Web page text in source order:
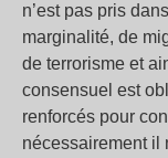
n’est pas pris
marginalité, de
de terrorisme et
consensuel est
renforcés pour
nécessairement il